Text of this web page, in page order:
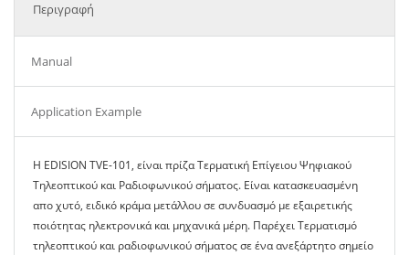
Περιγραφή
Manual
Application Example
H EDISION TVE-101, είναι πρίζα Τερματική Επίγειου Ψηφιακού
Τηλεοπτικού και Ραδιοφωνικού σήματος. Είναι κατασκευασμένη
απο χυτό, ειδικό κράμα μετάλλου σε συνδυασμό με εξαιρετικής
ποιότητας ηλεκτρονικά και μηχανικά μέρη. Παρέχει Τερματισμό
τηλεοπτικού και ραδιοφωνικού σήματος σε ένα ανεξάρτητο σημείο